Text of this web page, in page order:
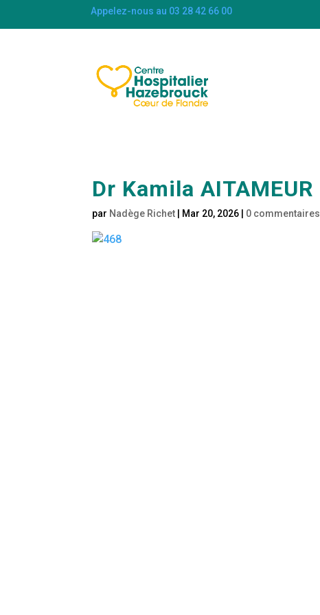
Appelez-nous au 03 28 42 66 00
Dr Kamila AITAMEUR
par Nadège Richet Mar 20, 2026 0 commentaires